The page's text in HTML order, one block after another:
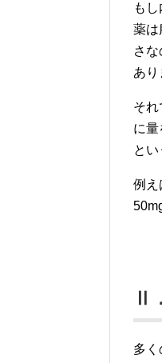
も
薬は
さ
あり
そ
に量
と
例え
Ⅱ
多く